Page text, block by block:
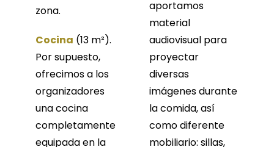
zona.
Cocina (13 m²).
Por supuesto,
ofrecimos a los
organizadores
una cocina
completamente
equipada en la
aportamos
material
audiovisual para
proyectar
diversas
imágenes durante
la comida, así
como diferente
mobiliario: sillas,